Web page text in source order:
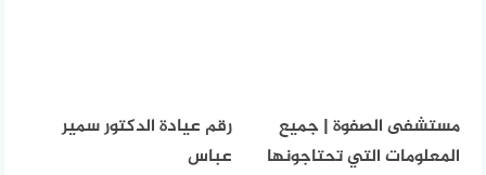
مستشفى الصفوة | جميع
المعلومات التي تحتاجونها
رقم عيادة الدكتور سمير
عباس